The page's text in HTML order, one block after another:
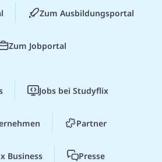
Zum Ausbildungsportal
Zum Jobportal
Jobs bei Studyflix
Partner
Business Presse